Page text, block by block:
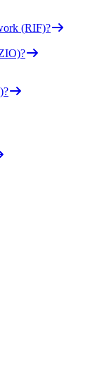
(RIF)?